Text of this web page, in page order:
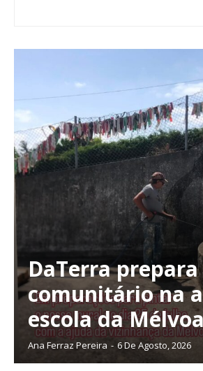
DaTerra
comunitário na
escola da Mélvoa
Ana Ferraz Pereira - 6 De Agosto, 2026